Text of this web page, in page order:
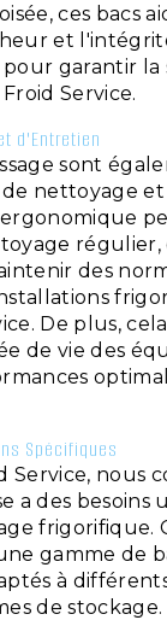
ces bacs
et
garantir la
Service.
d'Entretien
sont
nettoyage
régulier,
des
De plus,
de vie des
Spécifiques
Service, nous
a des besoins
frigorifique.
gamme de
à
de stockage.